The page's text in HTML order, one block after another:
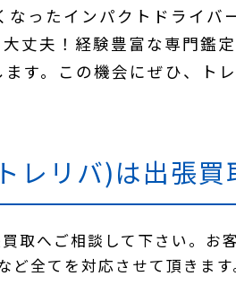
ったインパクトドライバ
丈夫！経験豊富な専門鑑
す。この機会にぜひ、ト
リバ)は出張買
取へご相談して下さい。お
ど全てを対応させて頂きま